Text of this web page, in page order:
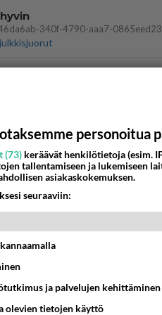
kumoavat demokratian
personoitua
(73) keräävät henkilötietoja (esim.
tallentamiseen ja lukemiseen
asiakaskokemuksen.
seuraaviin:
ja palvelujen kehittäminen
olevien tietojen käyttö